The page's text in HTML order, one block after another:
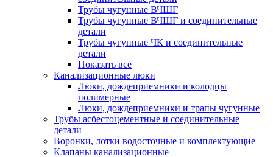
Трубы чугунные ВЧШГ
Трубы чугунные ВЧШГ и соединительные
детали
Трубы чугунные ЧК и соединительные
детали
Показать все
Канализационные люки
Люки, дождеприемники и колодцы
полимерные
Люки, дождеприемники и трапы чугунные
Трубы асбестоцементные и соединительные
детали
Воронки, лотки водосточные и комплектующие
Клапаны канализационные